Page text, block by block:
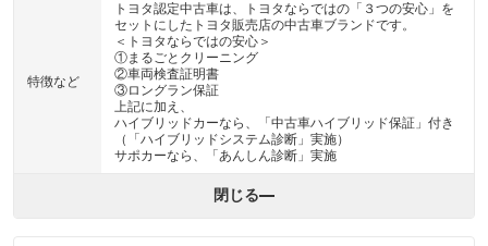
特徴など
トヨタ認定中古車は、トヨタならではの「３つの安心」を
セットにしたトヨタ販売店の中古車ブランドです。
＜トヨタならではの安心＞
①まるごとクリーニング
②車両検査証明書
③ロングラン保証
上記に加え、
ハイブリッドカーなら、「中古車ハイブリッド保証」付き
（「ハイブリッドシステム診断」実施）
サポカーなら、「あんしん診断」実施
閉じる